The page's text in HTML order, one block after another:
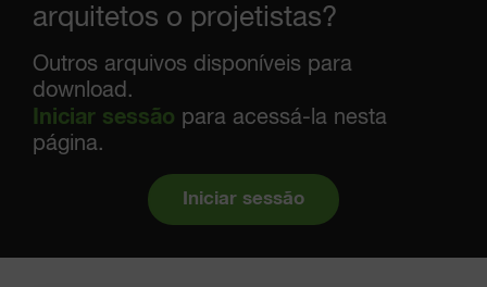
arquitetos o projetistas?
Outros arquivos disponíveis para
download.
Iniciar sessão para acessá-la nesta
página.
Iniciar sessão